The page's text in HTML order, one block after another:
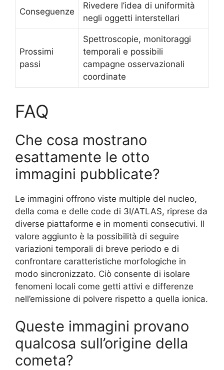
Conseguenze
Rivedere l’idea di uniformità
negli oggetti interstellari
Prossimi
passi
Spettroscopie, monitoraggi
temporali e possibili
campagne osservazionali
coordinate
FAQ
Che cosa mostrano
esattamente le otto
immagini pubblicate?
Le immagini offrono viste multiple del nucleo,
della coma e delle code di 3I/ATLAS, riprese da
diverse piattaforme e in momenti consecutivi. Il
valore aggiunto è la possibilità di seguire
variazioni temporali di breve periodo e di
confrontare caratteristiche morfologiche in
modo sincronizzato. Ciò consente di isolare
fenomeni locali come getti attivi e differenze
nell’emissione di polvere rispetto a quella ionica.
Queste immagini provano
qualcosa sull’origine della
cometa?